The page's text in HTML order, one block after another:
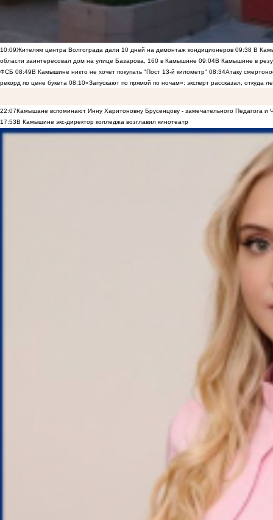
10:09Жителям центра Волгограда дали 10 дней на демонтаж кондиционеров 09:38 В
области заинтересовал дом на улице Базарова, 160 в Камышине 09:04В Камышине в
ФСБ 08:49В Камышине никто не хочет покупать "Пост 13-й километр" 08:34Атаку
рекорд по цене букета 08:10«Запускают по прямой по ночам»: эксперт рассказал, откуда
22:07Камышане вспоминают Инну Харитоновну Брусенцову - замечательного Педагога и
17:53В Камышине экс-директор колледжа возглавил кинотеатр